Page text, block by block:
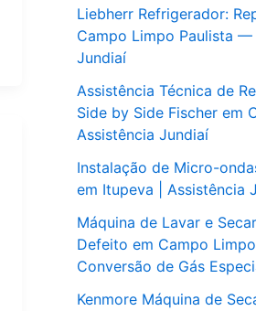
Liebherr Refrigerador:
Campo Limpo Paulista —
Jundiaí
Assistência Técnica de
Side by Side Fischer em
Assistência Jundiaí
Instalação de Micro-
em Itupeva | Assistência
Máquina de Lavar e
Defeito em Campo
Conversão de Gás
Kenmore Máquina de